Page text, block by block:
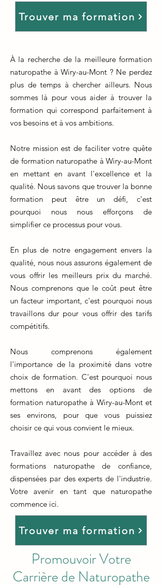
Trouver ma formation
À la recherche de la meilleure formation
naturopathe à Wiry-au-Mont ? Ne perdez
plus de temps à chercher ailleurs. Nous
sommes là pour vous aider à trouver la
formation qui correspond parfaitement à
vos besoins et à vos ambitions.
Notre mission est de faciliter votre quête
de formation naturopathe à Wiry-au-Mont
en mettant en avant l'excellence et la
qualité. Nous savons que trouver la bonne
formation peut être un défi, c'est
pourquoi nous nous efforçons de
simplifier ce processus pour vous.
En plus de notre engagement envers la
qualité, nous nous assurons également de
vous offrir les meilleurs prix du marché.
Nous comprenons que le coût peut être
un facteur important, c'est pourquoi nous
travaillons dur pour vous offrir des tarifs
compétitifs.
Nous comprenons également
l'importance de la proximité dans votre
choix de formation. C'est pourquoi nous
mettons en avant des options de
formation naturopathe à Wiry-au-Mont et
ses environs, pour que vous puissiez
choisir ce qui vous convient le mieux.
Travaillez avec nous pour accéder à des
formations naturopathe de confiance,
dispensées par des experts de l'industrie.
Votre avenir en tant que naturopathe
commence ici.
Trouver ma formation
Promouvoir Votre
Carrière de Naturopathe